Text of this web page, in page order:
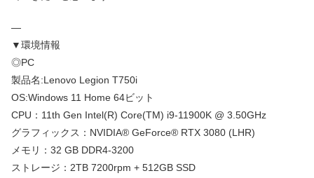
—
▼環境情報
◎PC
製品名:Lenovo Legion T750i
OS:Windows 11 Home 64ビット
CPU：11th Gen Intel(R) Core(TM) i9-11900K @ 3.50GHz
グラフィックス：NVIDIA® GeForce® RTX 3080 (LHR)
メモリ：32 GB DDR4-3200
ストレージ：2TB 7200rpm + 512GB SSD